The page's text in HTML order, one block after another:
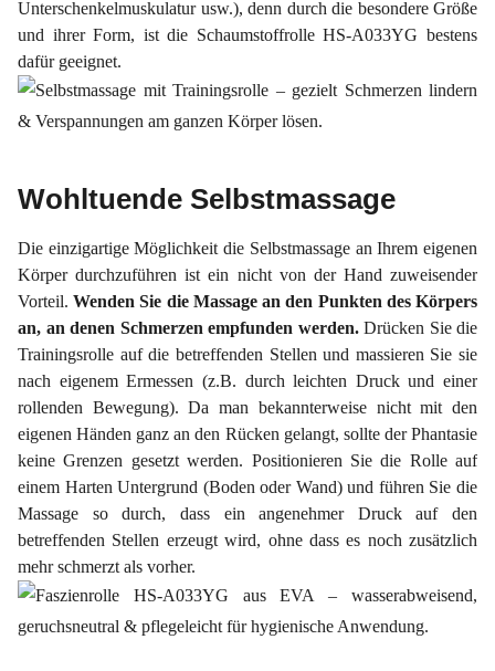
Unterschenkelmuskulatur usw.), denn durch die besondere Größe
und ihrer Form, ist die Schaumstoffrolle HS-A033YG bestens
dafür geeignet.
Wohltuende Selbstmassage
Die einzigartige Möglichkeit die Selbstmassage an Ihrem eigenen
Körper durchzuführen ist ein nicht von der Hand zuweisender
Vorteil.Wenden Sie die Massage an den Punkten des Körpers
an, an denen Schmerzen empfunden werden. Drücken Sie die
Trainingsrolle auf die betreffenden Stellen und massieren Sie sie
nach eigenem Ermessen (z.B. durch leichten Druck und einer
rollenden Bewegung). Da man bekannterweise nicht mit den
eigenen Händen ganz an den Rücken gelangt, sollte der Phantasie
keine Grenzen gesetzt werden. Positionieren Sie die Rolle auf
einem Harten Untergrund (Boden oder Wand) und führen Sie die
Massage so durch, dass ein angenehmer Druck auf den
betreffenden Stellen erzeugt wird, ohne dass es noch zusätzlich
mehr schmerzt als vorher.